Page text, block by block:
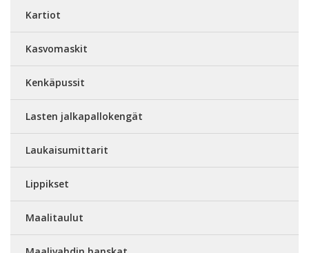
Kartiot
Kasvomaskit
Kenkäpussit
Lasten jalkapallokengät
Laukaisumittarit
Lippikset
Maalitaulut